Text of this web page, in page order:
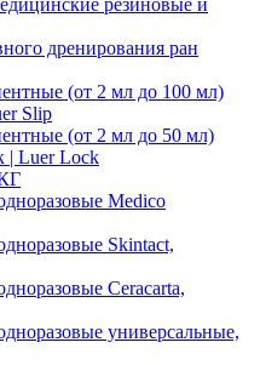
дренирования ран
(от 2 мл до 100 мл)
Slip
(от 2 мл до 50 мл)
| Luer Lock
Medico
Skintact,
Ceracarta,
универсальные,